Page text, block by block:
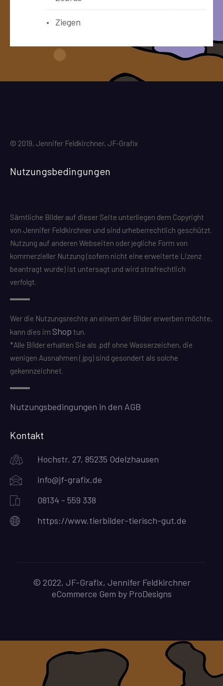
Ziegen
© 2019, Jennifer Feldkirchner, JF-Grafix
Nutzungsbedingungen
Sämtliche Bilder auf dieser Seite unterliegen dem Copyright
von Jennifer Feldkirchner und sind urheberrechtlich geschützt.
Nutzung auf anderen Webseiten oder jegliche Form von
kommerzieller Nutzung (sofern nicht eine erweiterte Lizenz
beantragt wurde) ist untersagt und wird strafrechtlich
verfolgt.
Wer die Nutzungsrechte an einem der Bilder erwerben möchte,
kann dies im Shop tun.
*Alle Bilder erhalten Sie als .pdf ohne Wasserzeichen, die
wenigen Ausnahmen (.jpg) sind gesondert als solche
gekennzeichnet.
Nutzungsbedingungen in den AGB
Kontakt
Hochstr. 27, 85235 Odelzhausen
info@jf-grafix.de
08134 - 559 338
https://www.tierbilder-tierisch-gut.de
© 2022, JF-Grafix, Jennifer Feldkirchner
eCommerce Gem by ProDesigns